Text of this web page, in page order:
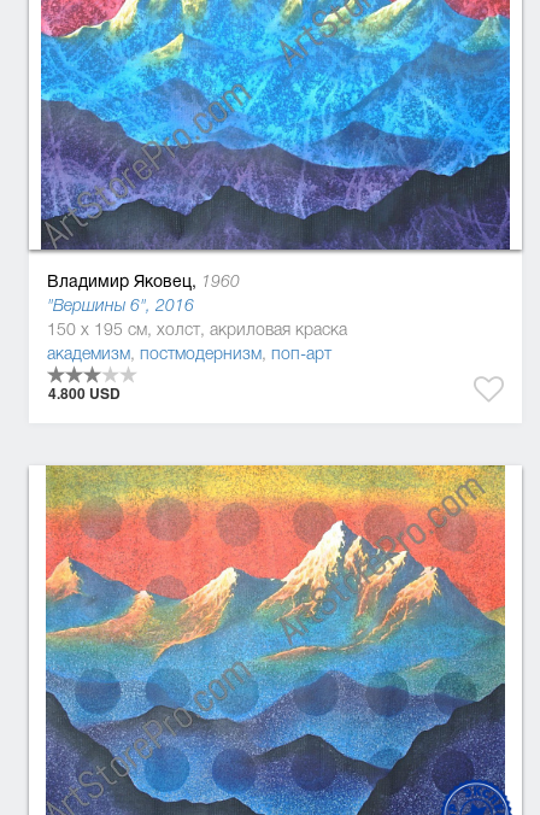
Владимир Яковец, 1960
"Вершины 6", 2016
150 x 195 см, холст, акриловая краска
академизм, постмодернизм, поп-арт
4.800 USD